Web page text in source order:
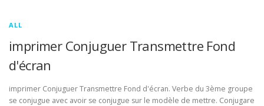
ALL
imprimer Conjuguer Transmettre Fond
d'écran
imprimer Conjuguer Transmettre Fond d'écran. Verbe du 3ème groupe
se conjugue avec avoir se conjugue sur le modèle de mettre. Conjugare